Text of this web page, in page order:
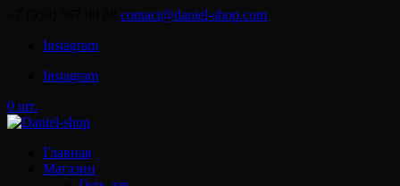
contact@daniel-shop.com
Instagram
Instagram
0 шт.
Главная
Магазин